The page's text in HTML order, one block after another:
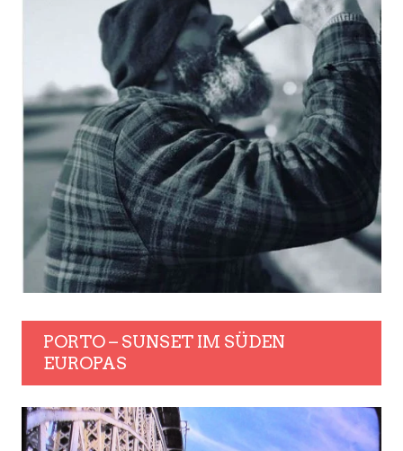
PORTO – SUNSET IM SÜDEN
EUROPAS